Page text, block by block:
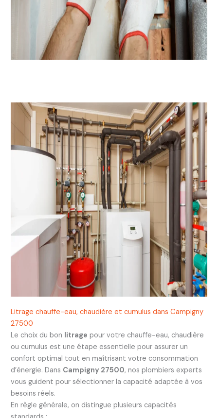
Litrage chauffe-eau, chaudière et cumulus dans Campigny
27500
Le choix du bon litrage pour votre chauffe-eau, chaudière
ou cumulus est une étape essentielle pour assurer un
confort optimal tout en maîtrisant votre consommation
d’énergie. Dans Campigny 27500, nos plombiers experts
vous guident pour sélectionner la capacité adaptée à vos
besoins réels.
En règle générale, on distingue plusieurs capacités